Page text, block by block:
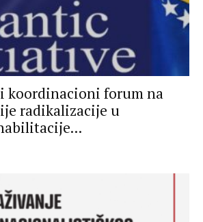
koordinacioni forum na
radikalizacije u